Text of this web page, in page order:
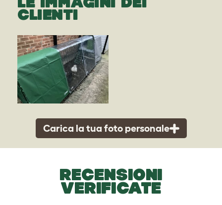
CLIENTI
Carica la tua foto personale
RECENSIONI
VERIFICATE